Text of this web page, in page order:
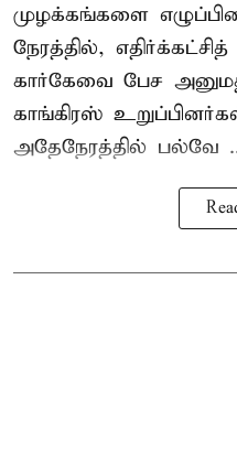
முழக்கங்களை
நேரத்தில்,
கார்கேவை பேச
காங்கிரஸ்
அதேநேரத்தில் பல்வே